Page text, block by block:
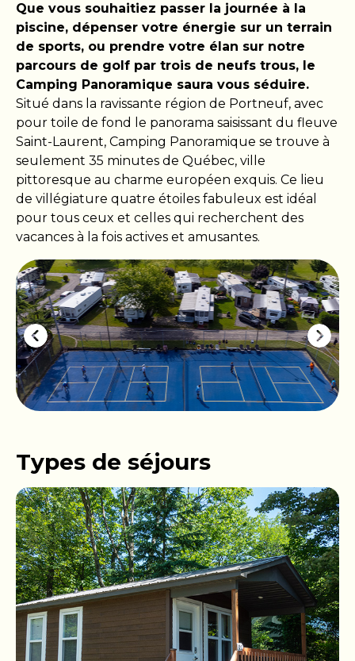
Que vous souhaitiez passer la journée à la
piscine, dépenser votre énergie sur un terrain
de sports, ou prendre votre élan sur notre
parcours de golf par trois de neufs trous, le
Camping Panoramique saura vous séduire.
Situé dans la ravissante région de Portneuf, avec
pour toile de fond le panorama saisissant du fleuve
Saint-Laurent, Camping Panoramique se trouve à
seulement 35 minutes de Québec, ville
pittoresque au charme européen exquis. Ce lieu
de villégiature quatre étoiles fabuleux est idéal
pour tous ceux et celles qui recherchent des
vacances à la fois actives et amusantes.
Types de séjours